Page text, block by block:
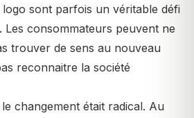
logo sont parfois un véritable défi
Les consommateurs peuvent ne
trouver de sens au nouveau
reconnaitre la société
changement était radical. Au